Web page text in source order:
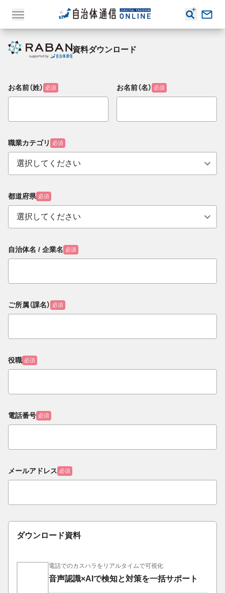
資料ダウンロード
お名前（姓） 必須 お名前（名） 必須
職業カテゴリ 必須
都道府県 必須
自治体名 / 企業名 必須
ご所属（課名） 必須
役職 必須
電話番号 必須
メールアドレス 必須
ダウンロード資料
電話でのカスハラをリアルタイムで可視化
音声認識×AIで検知と対策を一括サポート